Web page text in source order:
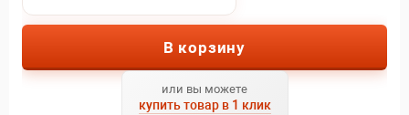
В корзину
или вы можете
купить товар в 1 клик